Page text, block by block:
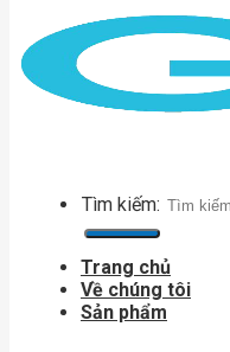
Tìm kiếm:
Trang chủ
Về chúng tôi
Sản phẩm